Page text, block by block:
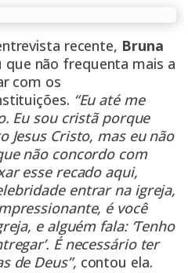
recente, Bruna
que não frequenta mais a
com os
“Eu até me
Eu sou cristã porque
Jesus Cristo, mas eu não
não concordo com
esse recado aqui,
entrar na igreja,
é você
e alguém fala: ‘Tenho
É necessário ter
de Deus”, contou ela.